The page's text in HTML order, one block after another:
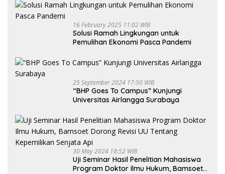
16 February 2025 11:02 WIB
Solusi Ramah Lingkungan untuk
Pemulihan Ekonomi Pasca Pandemi
25 September 2024 17:50 WIB
“BHP Goes To Campus” Kunjungi
Universitas Airlangga Surabaya
30 May 2024 18:52 WIB
Uji Seminar Hasil Penelitian Mahasiswa
Program Doktor Ilmu Hukum, Bamsoet